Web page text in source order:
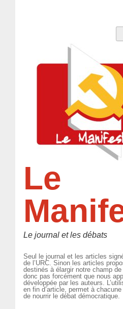
Le
Le journal et les débats
Seul le journal et les articles
de l’URC. Sinon les articles
destinés à élargir notre champ
donc pas forcément que nous
développée par les auteurs.
en fin d’article, permet à
de nourrir le débat démocratique.